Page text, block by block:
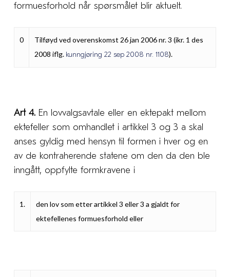
formuesforhold når spørsmålet blir aktuelt.
0
Tilføyd ved overenskomst 26 jan 2006 nr. 3 (ikr. 1 des
2008 iflg. kunngjøring 22 sep 2008 nr. 1108).
Art 4.En lovvalgsavtale eller en ektepakt mellom
ektefeller som omhandlet i artikkel 3 og 3 a skal
anses gyldig med hensyn til formen i hver og en
av de kontraherende statene om den da den ble
inngått, oppfylte formkravene i
1.
den lov som etter artikkel 3 eller 3 a gjaldt for
ektefellenes formuesforhold eller